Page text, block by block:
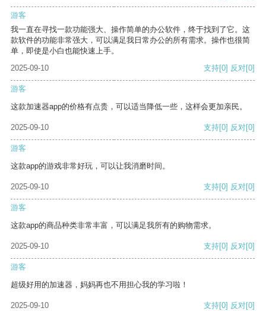
游客
我一直在寻找一款功能强大、操作简单的办公软件，终于找到了它。这
款软件的功能非常强大，可以满足我日常办公的所有需求。操作也很简
单，即使是小白也能快速上手。
2025-09-10
支持[0] 反对[0]
游客
这款加速器app的价格有点贵，可以适当降低一些，这样会更加亲民。
2025-09-10 支持[0] 反对[0]
游客
这款app的游戏非常好玩，可以让我消磨时间。
2025-09-10 支持[0] 反对[0]
游客
这款app的商品种类非常丰富，可以满足我所有的购物需求。
2025-09-10 支持[0] 反对[0]
游客
超级好用的加速器，妈妈再也不用担心我的学习啦！
2025-09-10 支持[0] 反对[0]